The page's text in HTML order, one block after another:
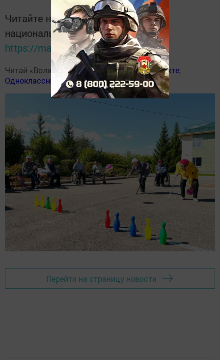
Читайте новости Татарстана в
национальном мессенджере MАХ:
https://max.ru/tatmedia
Читай «Волжскую новь» в Телеграм,Вконтакте,
Одноклассники,Дзен
Перейти на страницу новости